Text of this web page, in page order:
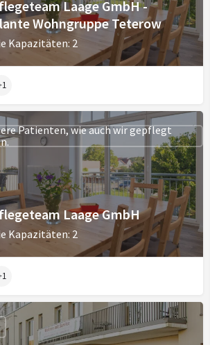
Laage GmbH -
Wohngruppe Teterow
Kapazitäten: 2
Laage GmbH
Kapazitäten: 2
Patienten, wie auch wir gepflegt